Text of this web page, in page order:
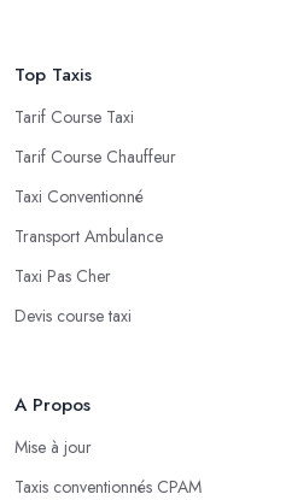
Top Taxis
Tarif Course Taxi
Tarif Course Chauffeur
Taxi Conventionné
Transport Ambulance
Taxi Pas Cher
Devis course taxi
A Propos
Mise à jour
Taxis conventionnés CPAM